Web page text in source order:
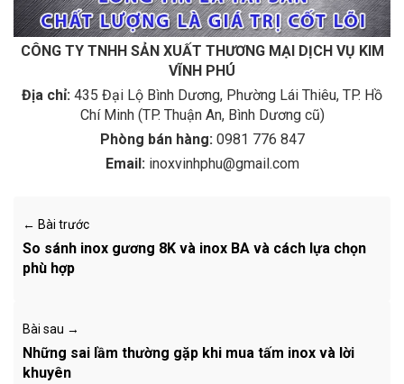
CÔNG TY TNHH SẢN XUẤT THƯƠNG MẠI DỊCH VỤ KIM
VĨNH PHÚ
Địa chỉ: 435 Đại Lộ Bình Dương, Phường Lái Thiêu, TP. Hồ
Chí Minh (TP. Thuận An, Bình Dương cũ)
Phòng bán hàng:0981 776 847
Email: inoxvinhphu@gmail.com
← Bài trước
So sánh inox gương 8K và inox BA và cách lựa chọn
phù hợp
Bài sau →
Những sai lầm thường gặp khi mua tấm inox và lời
khuyên